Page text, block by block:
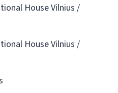
House Vilnius /
House Vilnius /